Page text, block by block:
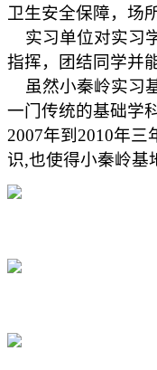
卫生安全保障，场
实习单位对实习
指挥，
团结同学并
虽然小秦岭实习
一门传统的基础学
2007年到 2010年三
识,也使得小秦岭基